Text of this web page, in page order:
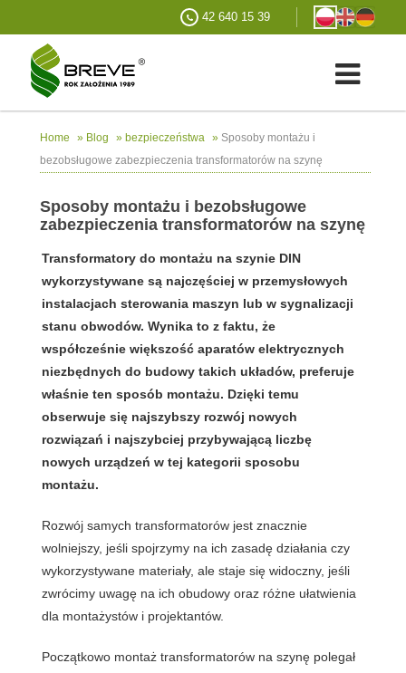
42 640 15 39
Home » Blog » bezpieczeństwa » Sposoby montażu i
bezobsługowe zabezpieczenia transformatorów na szynę
Sposoby montażu i bezobsługowe
zabezpieczenia transformatorów na szynę
Transformatory do montażu na szynie DIN
wykorzystywane są najczęściej w przemysłowych
instalacjach sterowania maszyn lub w sygnalizacji
stanu obwodów. Wynika to z faktu, że
współcześnie większość aparatów elektrycznych
niezbędnych do budowy takich układów, preferuje
właśnie ten sposób montażu. Dzięki temu
obserwuje się najszybszy rozwój nowych
rozwiązań i najszybciej przybywającą liczbę
nowych urządzeń w tej kategorii sposobu
montażu.
Rozwój samych transformatorów jest znacznie
wolniejszy, jeśli spojrzymy na ich zasadę działania czy
wykorzystywane materiały, ale staje się widoczny, jeśli
zwrócimy uwagę na ich obudowy oraz różne ułatwienia
dla montażystów i projektantów.
Początkowo montaż transformatorów na szynę polegał